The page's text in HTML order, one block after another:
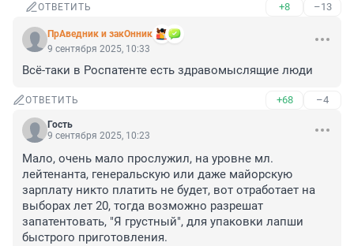
ОТВЕТИТЬ +8 –13
ПрАведник и закОнник
9 сентября 2025, 10:33
Всё-таки в Роспатенте есть здравомыслящие люди
ОТВЕТИТЬ +68 –4
Гость
9 сентября 2025, 10:23
Мало, очень мало прослужил, на уровне мл.
лейтенанта, генеральскую или даже майорскую
зарплату никто платить не будет, вот отработает на
выборах лет 20, тогда возможно разрешат
запатентовать, "Я грустный", для упаковки лапши
быстрого приготовления.